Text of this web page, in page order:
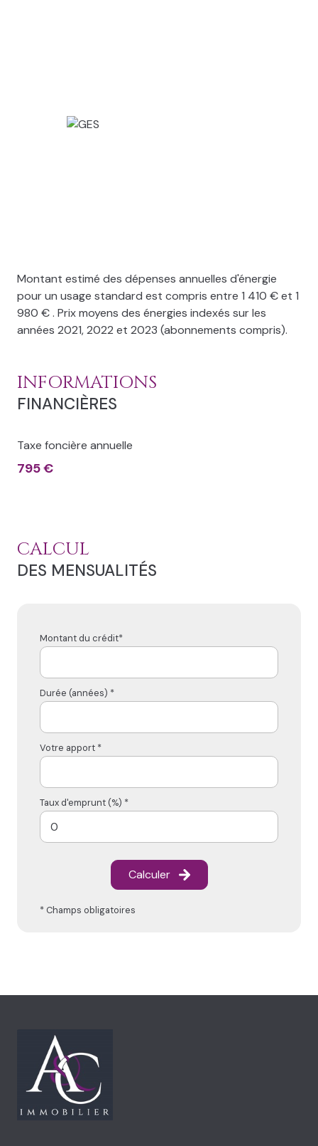
Montant estimé des dépenses annuelles d'énergie
pour un usage standard est compris entre 1 410 € et 1
980 € . Prix moyens des énergies indexés sur les
années 2021, 2022 et 2023 (abonnements compris).
INFORMATIONS
FINANCIÈRES
Taxe foncière annuelle
795 €
CALCUL
DES MENSUALITÉS
Montant du crédit*
Durée (années) *
Votre apport *
Taux d'emprunt (%) *
Calculer
* Champs obligatoires